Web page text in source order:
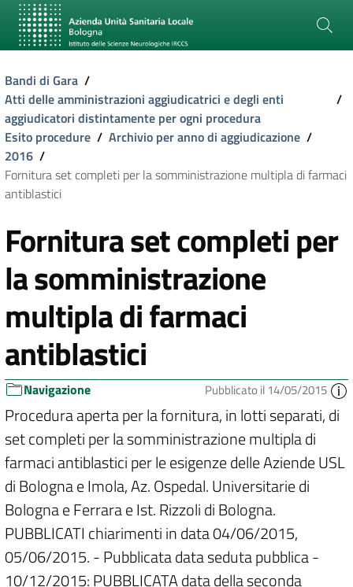
Bandi di Gara /
Atti delle amministrazioni aggiudicatrici e degli enti
aggiudicatori distintamente per ogni procedura
/
Esito procedure / Archivio per anno di aggiudicazione /
2016 /
Fornitura set completi per la somministrazione multipla di farmaci
antiblastici
Fornitura set completi per
la somministrazione
multipla di farmaci
antiblastici
Navigazione Pubblicato il 14/05/2015
Procedura aperta per la fornitura, in lotti separati, di
set completi per la somministrazione multipla di
farmaci antiblastici per le esigenze delle Aziende USL
di Bologna e Imola, Az. Ospedal. Universitarie di
Bologna e Ferrara e Ist. Rizzoli di Bologna.
PUBBLICATI chiarimenti in data 04/06/2015,
05/06/2015. - Pubblicata data seduta pubblica -
10/12/2015: PUBBLICATA data della seconda